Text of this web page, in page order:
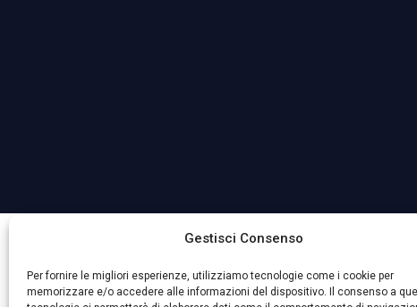
Gestisci Consenso
Per fornire le migliori esperienze, utilizziamo tecnologie come i cookie per
memorizzare e/o accedere alle informazioni del dispositivo. Il consenso a
La Società ha nominato il Responsabile della